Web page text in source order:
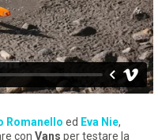
Romanello ed Eva Nie,
con Vans per testare la